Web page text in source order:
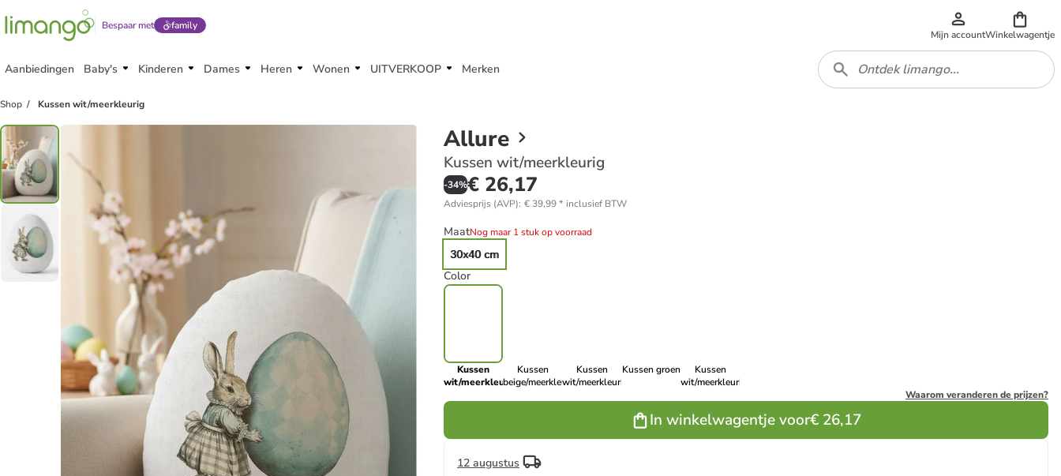
Bespaar met family
Mijn accountWinkelwagentje
Aanbiedingen Baby's Kinderen Dames Heren Wonen UITVERKOOP Merken
Shop Kussen wit/meerkleurig
Allure
Kussen wit/meerkleurig
-34%€ 26,17
Adviesprijs (AVP): € 39,99* inclusief BTW
MaatNog maar 1 stuk op voorraad
30x40 cm
Color
Kussen
wit/meerkleurig
Kussen
beige/meerkleurig
Kussen
wit/meerkleurig
Kussen groen
Kussen
wit/meerkleurig
Waarom veranderen de prijzen?
In winkelwagentje voor€ 26,17
12 augustus